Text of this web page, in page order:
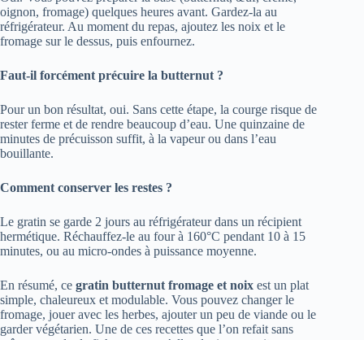
oignon, fromage) quelques heures avant. Gardez-la au
réfrigérateur. Au moment du repas, ajoutez les noix et le
fromage sur le dessus, puis enfournez.
Faut-il forcément précuire la butternut ?
Pour un bon résultat, oui. Sans cette étape, la courge risque de
rester ferme et de rendre beaucoup d’eau. Une quinzaine de
minutes de précuisson suffit, à la vapeur ou dans l’eau
bouillante.
Comment conserver les restes ?
Le gratin se garde 2 jours au réfrigérateur dans un récipient
hermétique. Réchauffez-le au four à 160°C pendant 10 à 15
minutes, ou au micro-ondes à puissance moyenne.
En résumé, ce gratin butternut fromage et noix est un plat
simple, chaleureux et modulable. Vous pouvez changer le
fromage, jouer avec les herbes, ajouter un peu de viande ou le
garder végétarien. Une de ces recettes que l’on refait sans